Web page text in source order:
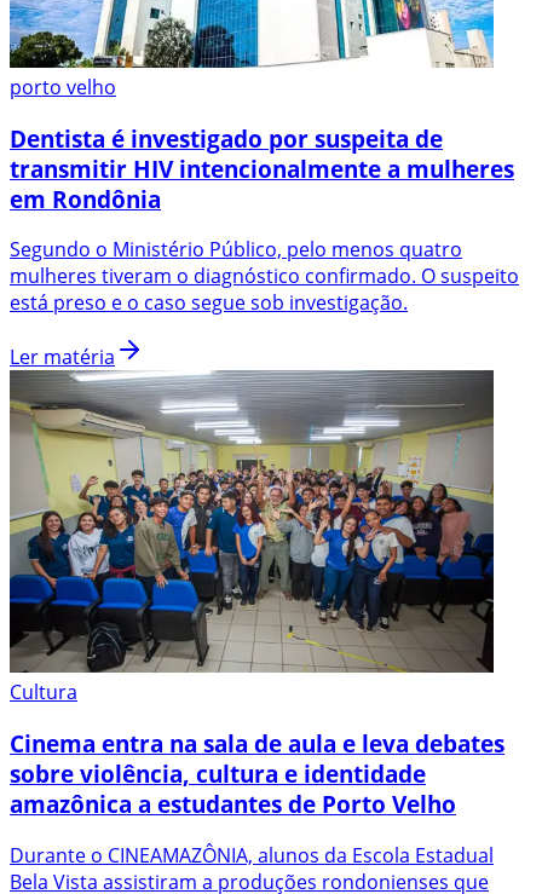
porto velho
Dentista é investigado por suspeita de
transmitir HIV intencionalmente a mulheres
em Rondônia
Segundo o Ministério Público, pelo menos quatro
mulheres tiveram o diagnóstico confirmado. O suspeito
está preso e o caso segue sob investigação.
Ler matéria
Cultura
Cinema entra na sala de aula e leva debates
sobre violência, cultura e identidade
amazônica a estudantes de Porto Velho
Durante o CINEAMAZÔNIA, alunos da Escola Estadual
Bela Vista assistiram a produções rondonienses que